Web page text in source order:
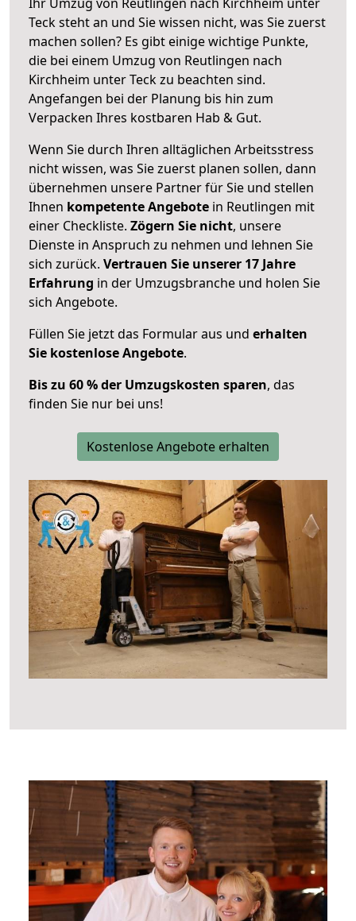
Teck steht an und Sie wissen nicht, was Sie zuerst
machen sollen? Es gibt einige wichtige Punkte,
die bei einem Umzug von Reutlingen nach
Kirchheim unter Teck zu beachten sind.
Angefangen bei der Planung bis hin zum
Verpacken Ihres kostbaren Hab & Gut.
Wenn Sie durch Ihren alltäglichen Arbeitsstress
nicht wissen, was Sie zuerst planen sollen, dann
übernehmen unsere Partner für Sie und stellen
Ihnen kompetente Angebote in Reutlingen mit
einer Checkliste. Zögern Sie nicht, unsere
Dienste in Anspruch zu nehmen und lehnen Sie
sich zurück. Vertrauen Sie unserer 17 Jahre
Erfahrung in der Umzugsbranche und holen Sie
sich Angebote.
Füllen Sie jetzt das Formular aus und erhalten
Sie kostenlose Angebote.
Bis zu 60 % der Umzugskosten sparen, das
finden Sie nur bei uns!
Kostenlose Angebote erhalten